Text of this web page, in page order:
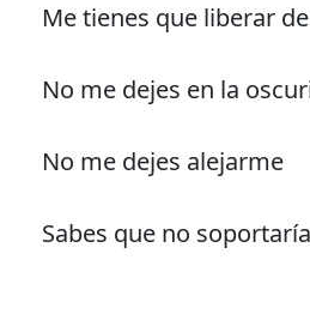
Me tienes que liberar
No me dejes en la
No me dejes alejarme
Sabes que no